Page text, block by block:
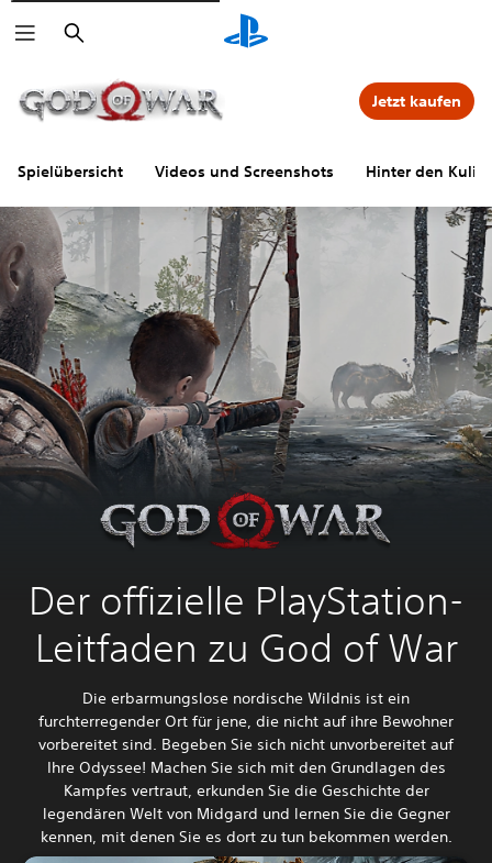
Suchen
Spielübersicht Videos und Screenshots Hinter den
Jetzt kaufen
Der offizielle PlayStation-
Leitfaden zu God of War
Die erbarmungslose nordische Wildnis ist ein
furchterregender Ort für jene, die nicht auf ihre Bewohner
vorbereitet sind. Begeben Sie sich nicht unvorbereitet auf
Ihre Odyssee! Machen Sie sich mit den Grundlagen des
Kampfes vertraut, erkunden Sie die Geschichte der
legendären Welt von Midgard und lernen Sie die Gegner
kennen, mit denen Sie es dort zu tun bekommen werden.